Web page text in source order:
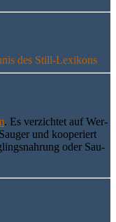
. Es ver­zich­tet auf Wer­
und koope­riert
oder Sau­